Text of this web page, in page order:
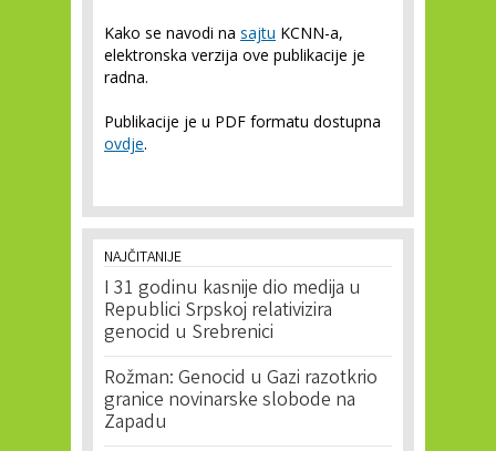
Kako se navodi na sajtu KCNN-a,
elektronska verzija ove publikacije je
radna.
Publikacije je u PDF formatu dostupna
ovdje.
NAJČITANIJE
I 31 godinu kasnije dio medija u
Republici Srpskoj relativizira
genocid u Srebrenici
Rožman: Genocid u Gazi razotkrio
granice novinarske slobode na
Zapadu